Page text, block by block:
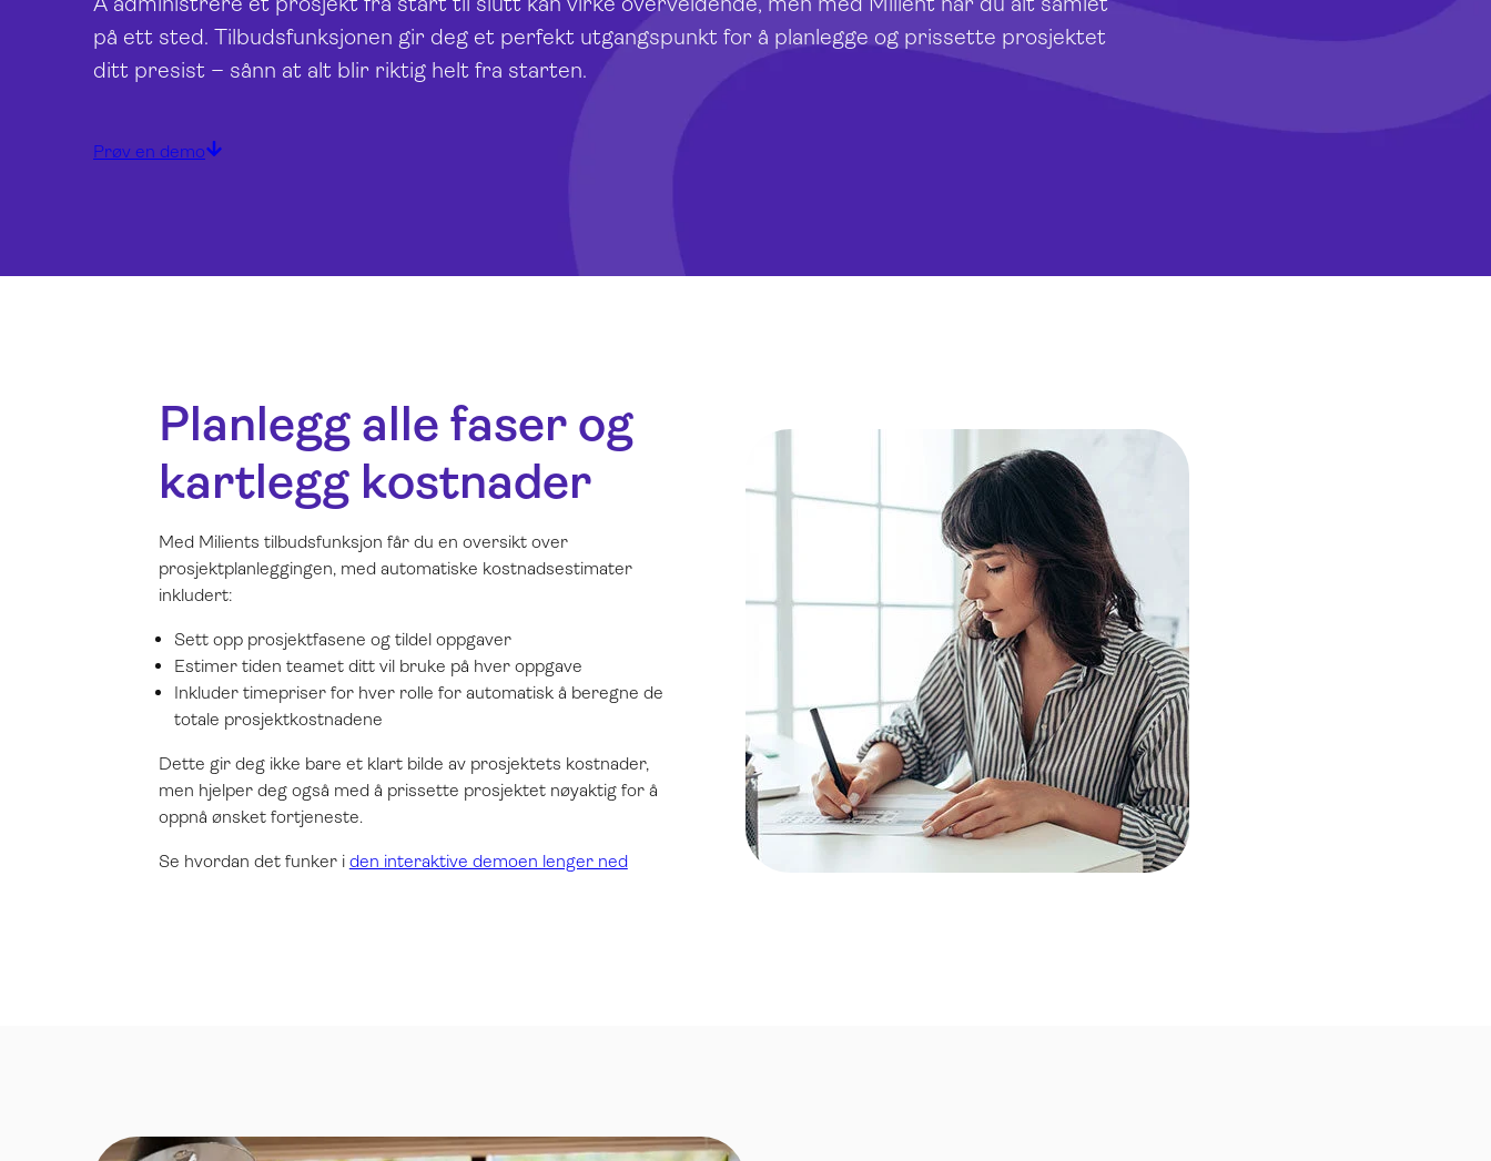
på ett sted. Tilbudsfunksjonen gir deg et perfekt utgangspunkt for å planlegge og prissette prosjektet
ditt presist – sånn at alt blir riktig helt fra starten.
Prøv en demo
Planlegg alle faser og
kartlegg kostnader
Med Milients tilbudsfunksjon får du en oversikt over
prosjektplanleggingen, med automatiske kostnadsestimater
inkludert:
Sett opp prosjektfasene og tildel oppgaver
Estimer tiden teamet ditt vil bruke på hver oppgave
Inkluder timepriser for hver rolle for automatisk å beregne de
totale prosjektkostnadene
Dette gir deg ikke bare et klart bilde av prosjektets kostnader,
men hjelper deg også med å prissette prosjektet nøyaktig for å
oppnå ønsket fortjeneste.
Se hvordan det funker i den interaktive demoen lenger ned